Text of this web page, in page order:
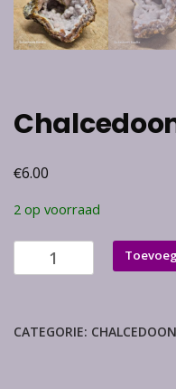
€6.00
2 op voorraad
Chalcedoon
Marokko
CATEGORIE: CHALCEDOON